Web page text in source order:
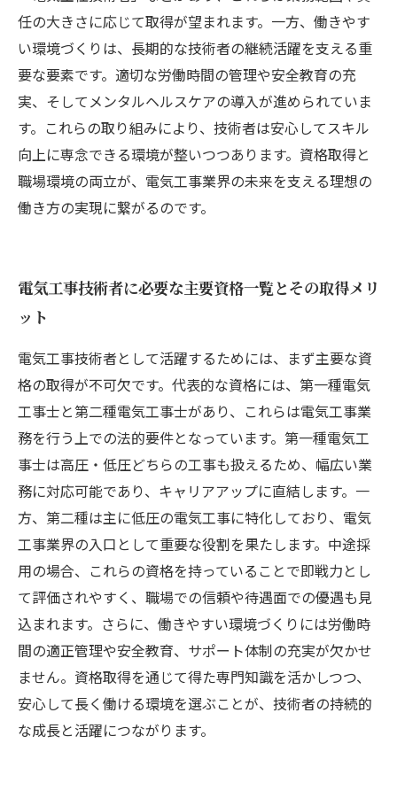
任の大きさに応じて取得が望まれます。一方、働きやす
い環境づくりは、長期的な技術者の継続活躍を支える重
要な要素です。適切な労働時間の管理や安全教育の充
実、そしてメンタルヘルスケアの導入が進められていま
す。これらの取り組みにより、技術者は安心してスキル
向上に専念できる環境が整いつつあります。資格取得と
職場環境の両立が、電気工事業界の未来を支える理想の
働き方の実現に繋がるのです。
電気工事技術者に必要な主要資格一覧とその取得メリ
ット
電気工事技術者として活躍するためには、まず主要な資
格の取得が不可欠です。代表的な資格には、第一種電気
工事士と第二種電気工事士があり、これらは電気工事業
務を行う上での法的要件となっています。第一種電気工
事士は高圧・低圧どちらの工事も扱えるため、幅広い業
務に対応可能であり、キャリアアップに直結します。一
方、第二種は主に低圧の電気工事に特化しており、電気
工事業界の入口として重要な役割を果たします。中途採
用の場合、これらの資格を持っていることで即戦力とし
て評価されやすく、職場での信頼や待遇面での優遇も見
込まれます。さらに、働きやすい環境づくりには労働時
間の適正管理や安全教育、サポート体制の充実が欠かせ
ません。資格取得を通じて得た専門知識を活かしつつ、
安心して長く働ける環境を選ぶことが、技術者の持続的
な成長と活躍につながります。